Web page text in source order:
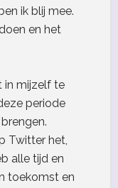
ik blij mee.
en het
in mijzelf te
periode
Twitter het,
alle tijd en
toekomst en